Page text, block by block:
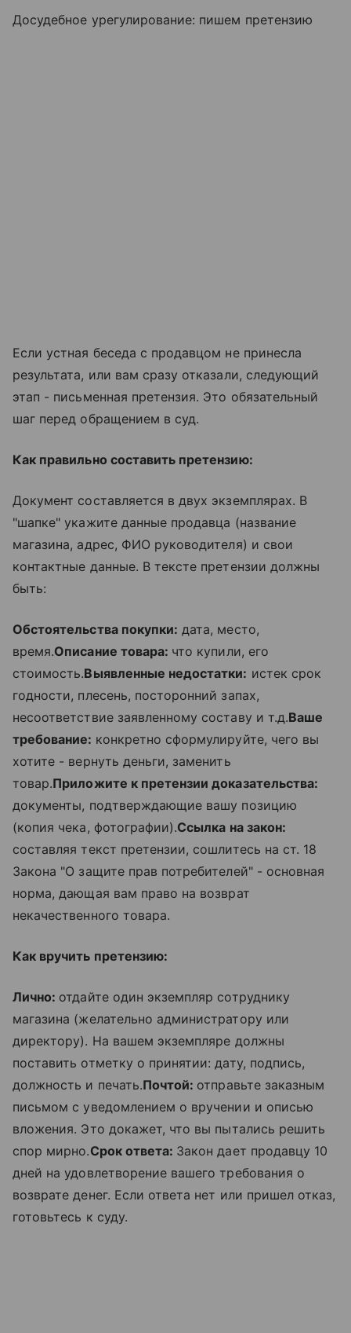
Досудебное урегулирование: пишем претензию
Если устная беседа с продавцом не принесла
результата, или вам сразу отказали, следующий
этап - письменная претензия. Это обязательный
шаг перед обращением в суд.
Как правильно составить претензию:
Документ составляется в двух экземплярах. В
"шапке" укажите данные продавца (название
магазина, адрес, ФИО руководителя) и свои
контактные данные. В тексте претензии должны
быть:
Обстоятельства покупки: дата, место,
время.Описание товара: что купили, его
стоимость.Выявленные недостатки: истек срок
годности, плесень, посторонний запах,
несоответствие заявленному составу и т.д.Ваше
требование: конкретно сформулируйте, чего вы
хотите - вернуть деньги, заменить
товар.Приложите к претензии доказательства:
документы, подтверждающие вашу позицию
(копия чека, фотографии).Ссылка на закон:
составляя текст претензии, сошлитесь на ст. 18
Закона "О защите прав потребителей" - основная
норма, дающая вам право на возврат
некачественного товара.
Как вручить претензию:
Лично: отдайте один экземпляр сотруднику
магазина (желательно администратору или
директору). На вашем экземпляре должны
поставить отметку о принятии: дату, подпись,
должность и печать.Почтой: отправьте заказным
письмом с уведомлением о вручении и описью
вложения. Это докажет, что вы пытались решить
спор мирно.Срок ответа: Закон дает продавцу 10
дней на удовлетворение вашего требования о
возврате денег. Если ответа нет или пришел отказ,
готовьтесь к суду.